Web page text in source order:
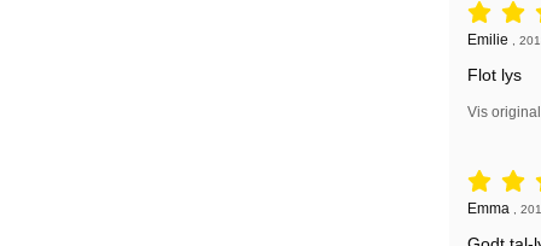
Emilie
Flot lys
Vis
Emma